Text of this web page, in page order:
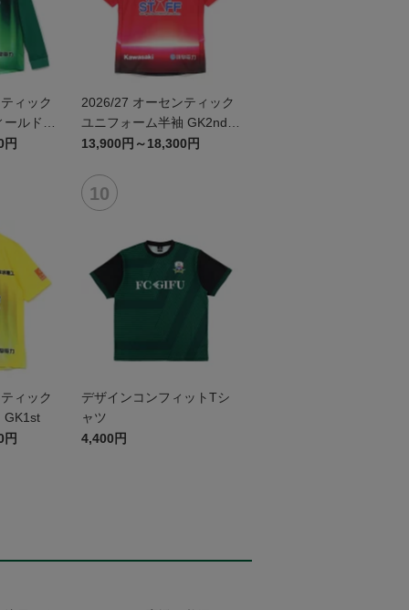
ィック
円
2026/27 オーセンティック
ユニフォーム半袖 GK2nd~
岐阜かかみがはら航空宇宙
~
13,900円～18,300円
ィック
GK1st
円
デザインコンフィットTシ
ャツ
4,400円